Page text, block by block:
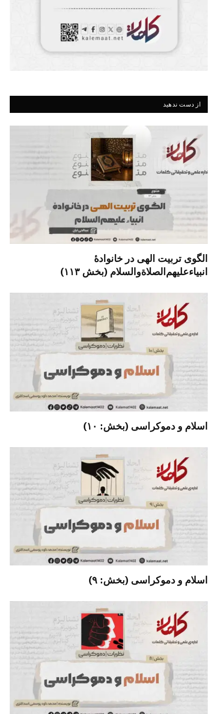
از دست ندهید
الگوی تربیت الهی در خانوادۀ
انبیاءعلیهم‌الصلاةو‌السلام (بخش ۱۱۳)
اسلام و دموکراسی (بخش: ۱۰)
اسلام و دموکراسی (بخش: ۹)